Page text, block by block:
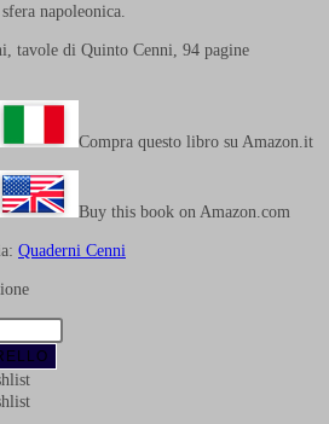
napoleonica.
tavole di Quinto Cenni, 94 pagine
Compra questo libro su Amazon.it
Buy this book on Amazon.com
Quaderni Cenni